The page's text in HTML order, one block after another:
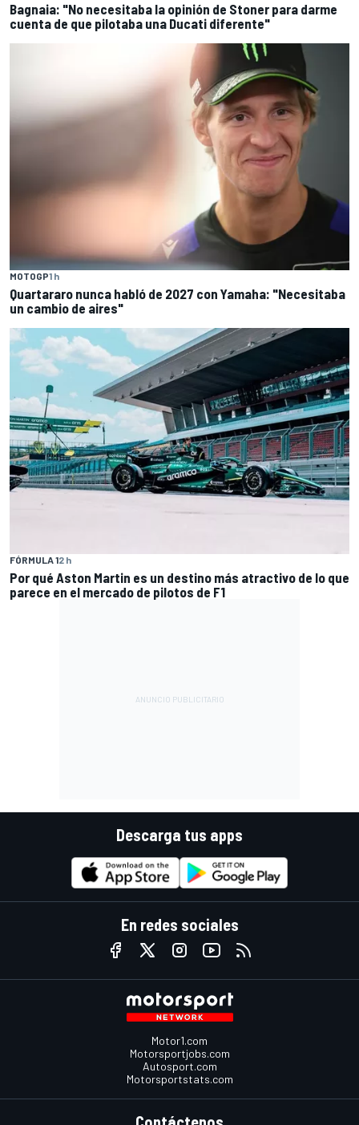
Bagnaia: "No necesitaba la opinión de Stoner para darme
cuenta de que pilotaba una Ducati diferente"
MOTOGP1 h
Quartararo nunca habló de 2027 con Yamaha: "Necesitaba
un cambio de aires"
FÓRMULA 12 h
Por qué Aston Martin es un destino más atractivo de lo que
parece en el mercado de pilotos de F1
Descarga tus apps
En redes sociales
Motor1.com
Motorsportjobs.com
Autosport.com
Motorsportstats.com